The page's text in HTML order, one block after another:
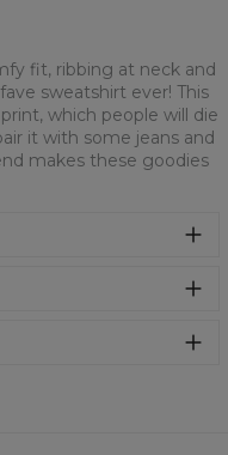
fit, ribbing at neck and
sweatshirt ever! This
which people will die
it with some jeans and
makes these goodies
nadrukiem z przodu i
szwy są kolorowe, aby